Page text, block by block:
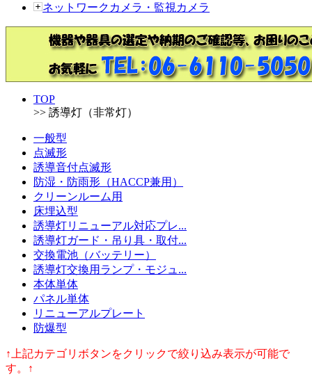
ネットワークカメラ・監視カメラ
TOP
>> 誘導灯（非常灯）
一般型
点滅形
誘導音付点滅形
防湿・防雨形（HACCP兼用）
クリーンルーム用
床埋込型
誘導灯リニューアル対応プレ...
誘導灯ガード・吊り具・取付...
交換電池（バッテリー）
誘導灯交換用ランプ・モジュ...
本体単体
パネル単体
リニューアルプレート
防爆型
↑上記カテゴリボタンをクリックで絞り込み表示が可能で
す。↑